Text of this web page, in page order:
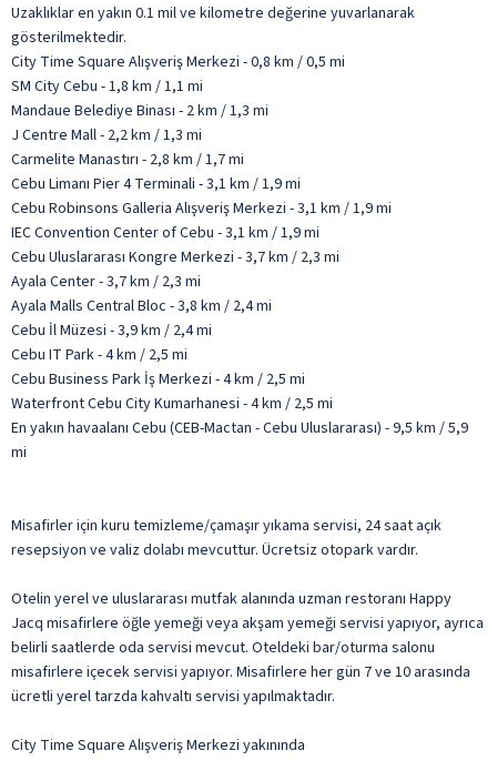
Uzaklıklar en yakın 0.1 mil ve kilometre değerine yuvarlanarak
gösterilmektedir.
City Time Square Alışveriş Merkezi - 0,8 km / 0,5 mi
SM City Cebu - 1,8 km / 1,1 mi
Mandaue Belediye Binası - 2 km / 1,3 mi
J Centre Mall - 2,2 km / 1,3 mi
Carmelite Manastırı - 2,8 km / 1,7 mi
Cebu Limanı Pier 4 Terminali - 3,1 km / 1,9 mi
Cebu Robinsons Galleria Alışveriş Merkezi - 3,1 km / 1,9 mi
IEC Convention Center of Cebu - 3,1 km / 1,9 mi
Cebu Uluslararası Kongre Merkezi - 3,7 km / 2,3 mi
Ayala Center - 3,7 km / 2,3 mi
Ayala Malls Central Bloc - 3,8 km / 2,4 mi
Cebu İl Müzesi - 3,9 km / 2,4 mi
Cebu IT Park - 4 km / 2,5 mi
Cebu Business Park İş Merkezi - 4 km / 2,5 mi
Waterfront Cebu City Kumarhanesi - 4 km / 2,5 mi
En yakın havaalanı Cebu (CEB-Mactan - Cebu Uluslararası) - 9,5 km / 5,9
mi
Misafirler için kuru temizleme/çamaşır yıkama servisi, 24 saat açık
resepsiyon ve valiz dolabı mevcuttur. Ücretsiz otopark vardır.
Otelin yerel ve uluslararası mutfak alanında uzman restoranı Happy
Jacq misafirlere öğle yemeği veya akşam yemeği servisi yapıyor, ayrıca
belirli saatlerde oda servisi mevcut. Oteldeki bar/oturma salonu
misafirlere içecek servisi yapıyor. Misafirlere her gün 7 ve 10 arasında
ücretli yerel tarzda kahvaltı servisi yapılmaktadır.
City Time Square Alışveriş Merkezi yakınında